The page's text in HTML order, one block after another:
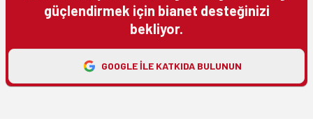
güçlendirmek için bianet desteğinizi
bekliyor.
GOOGLE ILE KATKIDA BULUNUN